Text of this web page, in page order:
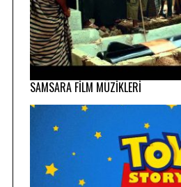
SAMSARA FİLM MÜZİKLERİ